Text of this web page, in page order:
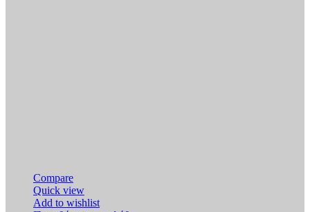
Compare
Quick view
Add to wishlist